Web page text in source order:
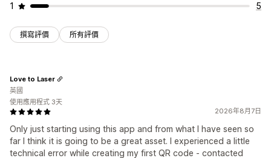
1
5
撰寫評價 所有評價
2026年8月7日
Only just starting using this app and from what I have seen so
far I think it is going to be a great asset. I experienced a little
technical error while creating my first QR code - contacted
Love to Laser
英國
使用應用程式 3天